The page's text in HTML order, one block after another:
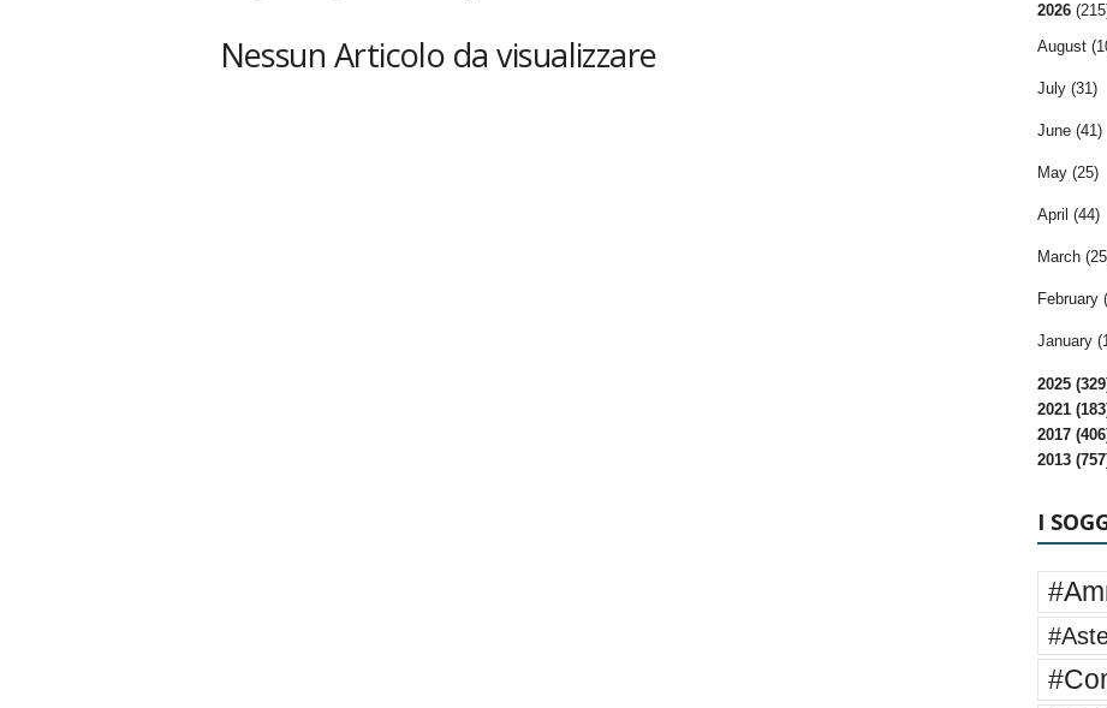
t
Nessun Articolo da visualizzare
2026
August
July (31)
June (41)
May (25)
April (44)
March
February
January
2025
2021
2017
2013
I